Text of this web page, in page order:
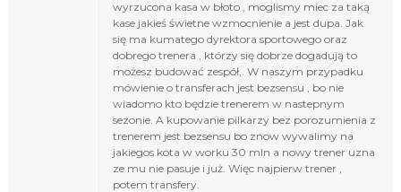
wyrzucona kasa w błoto , moglismy miec za taką
kase jakieś świetne wzmocnienie a jest dupa. Jak
się ma kumatego dyrektora sportowego oraz
dobrego trenera , którzy się dobrze dogadują to
możesz budować zespół,. W naszym przypadku
mówienie o transferach jest bezsensu , bo nie
wiadomo kto będzie trenerem w nastepnym
sezonie. A kupowanie pilkarzy bez porozumienia z
trenerem jest bezsensu bo znow wywalimy na
jakiegos kota w worku 30 mln a nowy trener uzna
ze mu nie pasuje i już. Więc najpierw trener ,
potem transfery.